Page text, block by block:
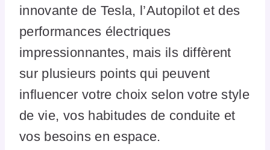
innovante de Tesla, l’Autopilot et des
performances électriques
impressionnantes, mais ils diffèrent
sur plusieurs points qui peuvent
influencer votre choix selon votre style
de vie, vos habitudes de conduite et
vos besoins en espace.